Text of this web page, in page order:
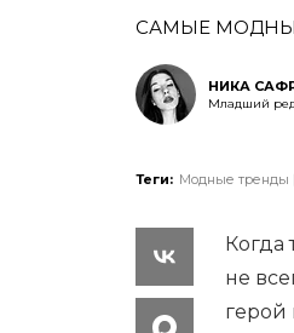
САМЫЕ
НИКА
Младший
Теги: Модные тренды
Когда
не
герой